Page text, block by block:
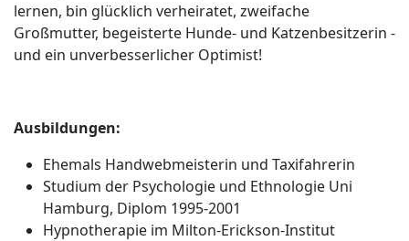
lernen, bin glücklich verheiratet, zweifache
Großmutter, begeisterte Hunde- und Katzenbesitzerin -
und ein unverbesserlicher Optimist!
Ausbildungen:
Ehemals Handwebmeisterin und Taxifahrerin
Studium der Psychologie und Ethnologie Uni
Hamburg, Diplom 1995-2001
Hypnotherapie im Milton-Erickson-Institut